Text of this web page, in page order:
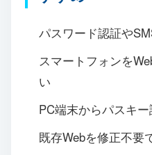
パスワード認証や
スマートフォンを
い
PC端末からパスキ
既存Webを修正不要